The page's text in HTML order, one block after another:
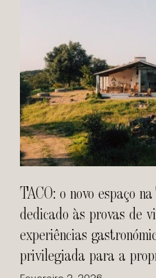
TACO: o novo espaço
dedicado às provas de
experiências
privilegiada para a